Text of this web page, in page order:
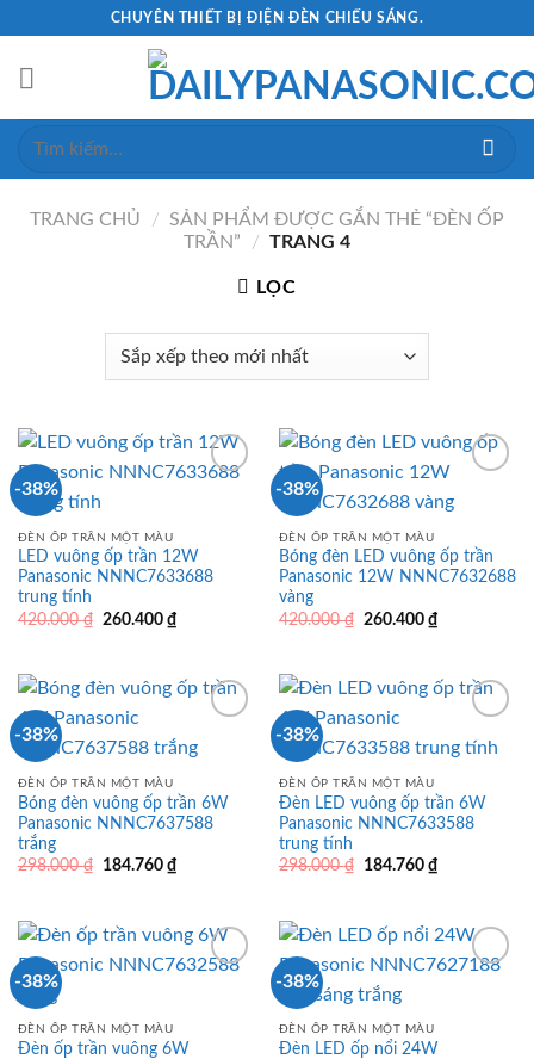
content
CHUYÊN THIẾT BỊ ĐIỆN ĐÈN CHIẾU SÁNG.
Tìm
TRANG CHỦ / SẢN PHẨM ĐƯỢC GẮN THẺ “ĐÈN ỐP
TRẦN”
/ TRANG 4
LỌC
-38%
ĐÈN ỐP TRẦN MỘT MÀU
LED vuông ốp trần 12W
Panasonic NNNC7633688
trung tính
420.000₫ Giá
260.400 ₫Giá
hiện
260.400 ₫.
-38%
ĐÈN ỐP TRẦN MỘT MÀU
Bóng đèn LED vuông ốp trần
Panasonic 12W NNNC7632688
vàng
420.000₫ Giá
260.400 ₫Giá
hiện
260.400 ₫.
-38%
ĐÈN ỐP TRẦN MỘT MÀU
Bóng đèn vuông ốp trần 6W
Panasonic NNNC7637588
trắng
298.000₫
Giá
184.760 ₫Giá
184.760 ₫.
-38%
ĐÈN ỐP TRẦN MỘT MÀU
Đèn LED vuông ốp trần 6W
Panasonic NNNC7633588
trung tính
298.000₫
Giá
184.760 ₫Giá
184.760 ₫.
-38%
ĐÈN ỐP TRẦN MỘT MÀU
Đèn ốp trần vuông 6W
-38%
ĐÈN ỐP TRẦN MỘT MÀU
Đèn LED ốp nổi 24W